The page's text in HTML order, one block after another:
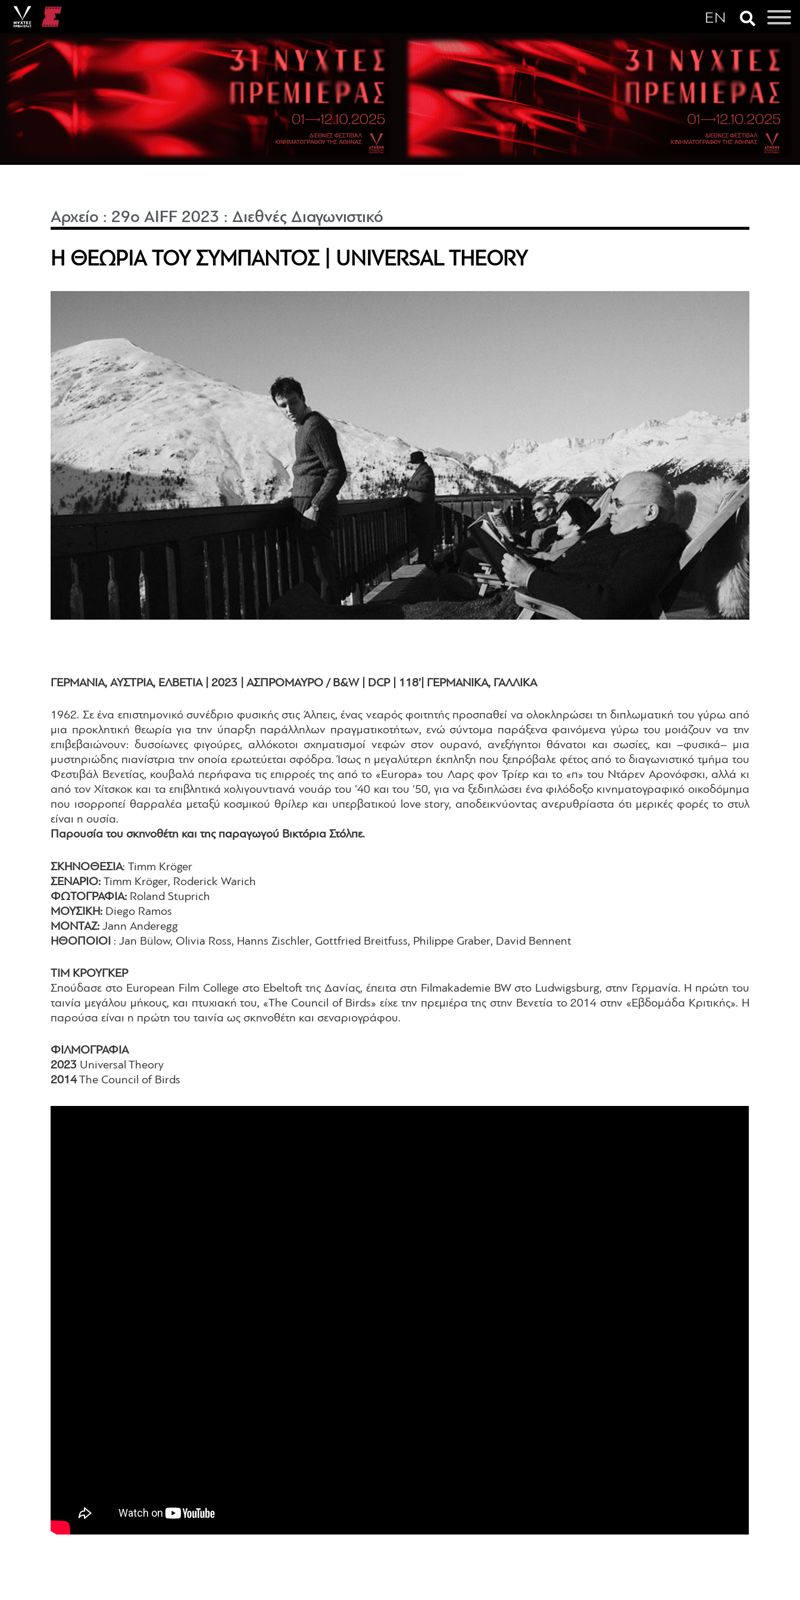
Αρχείο : 29o AIFF 2023 :Διεθνές Διαγωνιστικό
Η ΘΕΩΡΙΑ ΤΟΥ ΣΥΜΠΑΝΤΟΣ | UNIVERSAL THEORY
ΓΕΡΜΑΝΙΑ, ΑΥΣΤΡΙΑ, ΕΛΒΕΤΙΑ | 2023 | ΑΣΠΡΟΜΑΥΡΟ / B&W | DCP | 118’| ΓΕΡΜΑΝΙΚΑ, ΓΑΛΛΙΚΑ
1962. Σε ένα επιστημονικό συνέδριο φυσικής στις Άλπεις, ένας νεαρός φοιτητής προσπαθεί να ολοκληρώσει τη διπλωματική του γύρω από
μια προκλητική θεωρία για την ύπαρξη παράλληλων πραγματικοτήτων, ενώ σύντομα παράξενα φαινόμενα γύρω του μοιάζουν να την
επιβεβαιώνουν: δυσοίωνες φιγούρες, αλλόκοτοι σχηματισμοί νεφών στον ουρανό, ανεξήγητοι θάνατοι και σωσίες, και –φυσικά– μια
μυστηριώδης πιανίστρια την οποία ερωτεύεται σφόδρα. Ίσως η μεγαλύτερη έκπληξη που ξεπρόβαλε φέτος από το διαγωνιστικό τμήμα του
Φεστιβάλ Βενετίας, κουβαλά περήφανα τις επιρροές της από το «Europa» του Λαρς φον Τρίερ και το «π» του Ντάρεν Αρονόφσκι, αλλά κι
από τον Χίτσκοκ και τα επιβλητικά χολιγουντιανά νουάρ του ’40 και του ’50, για να ξεδιπλώσει ένα φιλόδοξο κινηματογραφικό οικοδόμημα
που ισορροπεί θαρραλέα μεταξύ κοσμικού θρίλερ και υπερβατικού love story, αποδεικνύοντας ανερυθρίαστα ότι μερικές φορές το στυλ
είναι η ουσία.
Παρουσία του σκηνοθέτη και της παραγωγού Βικτόρια Στόλπε.
ΣΚΗΝΟΘΕΣΙΑ: Timm Kröger
ΣΕΝΑΡΙΟ:Timm Kröger, Roderick Warich
ΦΩΤΟΓΡΑΦΙΑ: Roland Stuprich
ΜΟΥΣΙΚΗ: Diego Ramos
ΜΟΝΤΑΖ:Jann Anderegg
ΗΘΟΠΟΙΟΙ : Jan Bülow, Olivia Ross, Hanns Zischler, Gottfried Breitfuss, Philippe Graber, David Bennent
ΤΙΜ ΚΡΟΥΓΚΕΡ
Σπούδασε στο European Film College στο Ebeltoft της Δανίας, έπειτα στη Filmakademie BW στο Ludwigsburg, στην Γερμανία. Η πρώτη του
ταινία μεγάλου μήκους, και πτυχιακή του, «The Council of Birds» είχε την πρεμιέρα της στην Βενετία το 2014 στην «Εβδομάδα Κριτικής». Η
παρούσα είναι η πρώτη του ταινία ως σκηνοθέτη και σεναριογράφου.
ΦΙΛΜΟΓΡΑΦΙΑ
2023 Universal Theory
2014The Council of Birds